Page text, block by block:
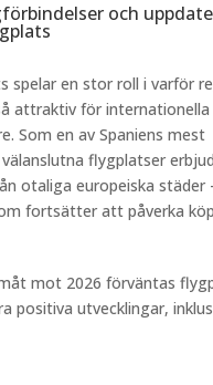
och
spelar en stor roll i varför
attraktiv för internationella
Som en av Spaniens mest
flygplatser
otaliga europeiska städer
fortsätter att påverka
mot 2026 förväntas
positiva utvecklingar,